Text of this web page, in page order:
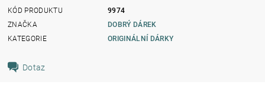
KÓD PRODUKTU
9974
ZNAČKA
DOBRÝ DÁREK
KATEGORIE
ORIGINÁLNÍ DÁRKY
Dotaz